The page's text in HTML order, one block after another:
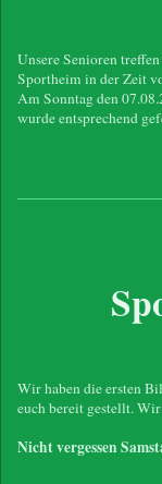
Unsere Senioren
Sportheim in der Zeit
Am Sonntag den
wurde entsprechend
Wir haben die ersten
euch bereit gestellt.
Nicht vergessen